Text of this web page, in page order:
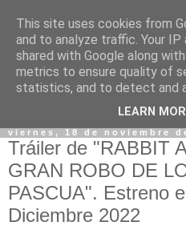
viernes, 18 de noviembre
Tráiler de "RABBIT
GRAN ROBO DE
PASCUA". Estreno
Diciembre 2022
This site uses cookies from
and to analyze traffic. Your
shared with Google along
metrics to ensure quality of
statistics, and to detect and
LEARN